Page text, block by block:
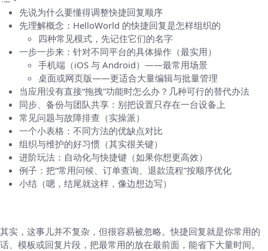
先说为什么要懂得调整快捷回复顺序
先理解概念：HelloWorld 的快捷回复是怎样组织的
四种常见模式，先记住它们的名字
一步一步来：针对不同平台的具体操作（最实用）
手机端（iOS 与 Android）——最常用场景
桌面或网页版——更适合大量编辑与批量管理
当应用没有直接“拖拽”功能时怎么办？几种可行的替代办法
同步、备份与团队共享：别把设置只存在一台设备上
常见问题与故障排查（实操派）
一个小表格：不同方法的优缺点对比
组织与维护的好习惯（其实很关键）
进阶玩法：自动化与快捷键（如果你想更高效）
例子：把“常用问候、订单查询、退款流程”按顺序优化
小结（嗯，结尾就这样，像边想边写）
其实，这事儿并不复杂，但很容易被忽略。快捷回复就是你常用的
话、模板或回复片段，把最常用的放在最前面，能省下大量时间。